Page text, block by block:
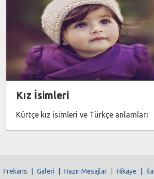
Kız İsimleri
Kürtçe kız isimleri ve Türkçe anlamları
Frekans | Galeri | Hazır Mesajlar | Hikaye |